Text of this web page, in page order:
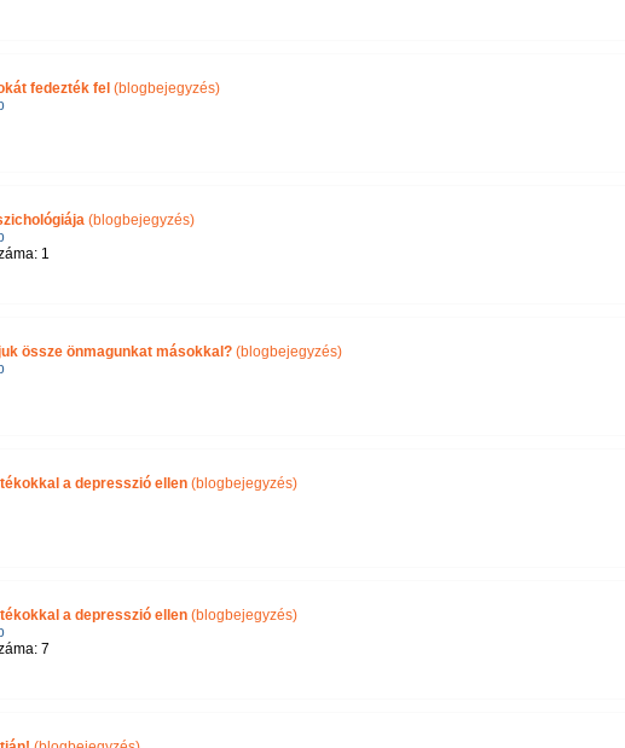
fedezték fel (blogbejegyzés)
(blogbejegyzés)
1
össze önmagunkat másokkal?(blogbejegyzés)
a depresszió ellen(blogbejegyzés)
a depresszió ellen(blogbejegyzés)
7